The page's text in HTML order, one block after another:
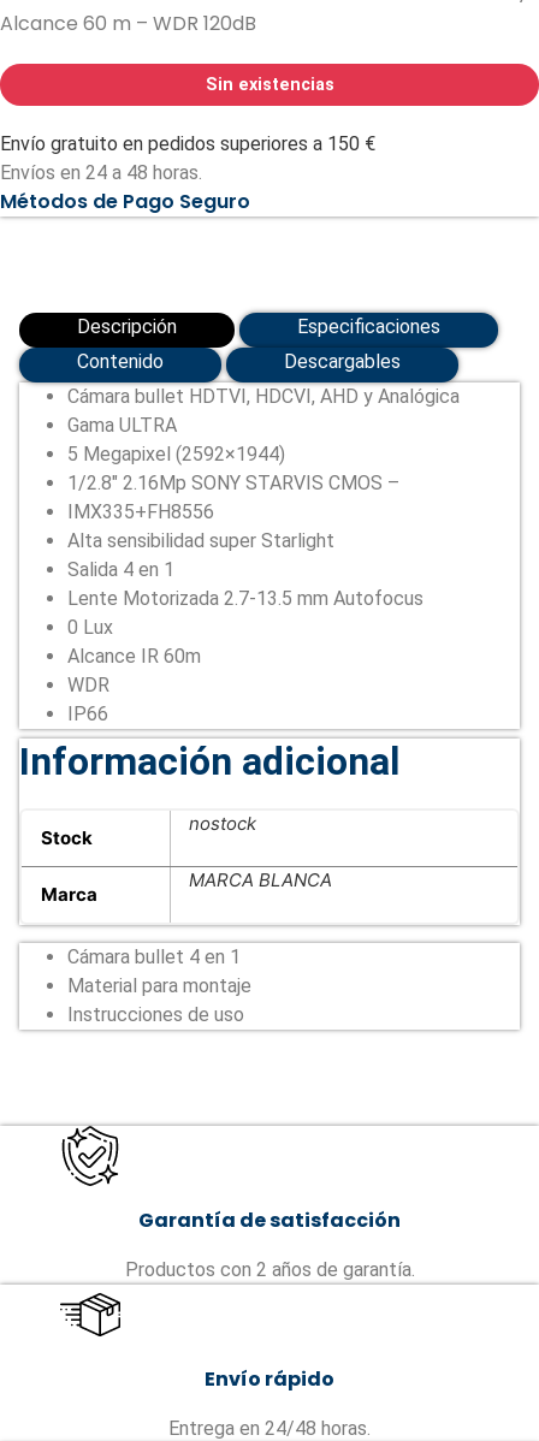
Alcance 60 m – WDR 120dB
Sin existencias
Envío gratuito en pedidos superiores a 150 €
Envíos en 24 a 48 horas.
Métodos de Pago Seguro
Descripción
Especificaciones
Contenido
Descargables
Cámara bullet HDTVI, HDCVI, AHD y Analógica
Gama ULTRA
5 Megapixel (2592×1944)
1/2.8″ 2.16Mp SONY STARVIS CMOS –
IMX335+FH8556
Alta sensibilidad super Starlight
Salida 4 en 1
Lente Motorizada 2.7-13.5 mm Autofocus
0 Lux
Alcance IR 60m
WDR
IP66
Información adicional
Stock
nostock
Marca
MARCA BLANCA
Cámara bullet 4 en 1
Material para montaje
Instrucciones de uso
Garantía de satisfacción
Productos con 2 años de garantía.
Envío rápido
Entrega en 24/48 horas.